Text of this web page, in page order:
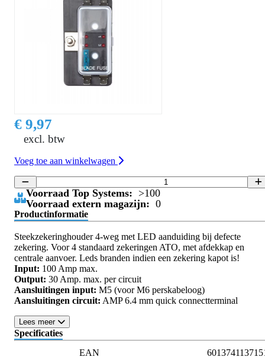
€ 9,97
excl. btw
Voeg toe aan winkelwagen
Voorraad Top Systems: >100
Voorraad extern magazijn: 0
Productinformatie
Steekzekeringhouder 4-weg met LED aanduiding bij defecte
zekering. Voor 4 standaard zekeringen ATO, met afdekkap en
centrale aanvoer. Leds branden indien een zekering kapot is!
Input: 100 Amp max.
Output: 30 Amp. max. per circuit
Aansluitingen input: M5 (voor M6 perskabeloog)
Aansluitingen circuit: AMP 6.4 mm quick connectterminal
Lees meer
Specificaties
EAN